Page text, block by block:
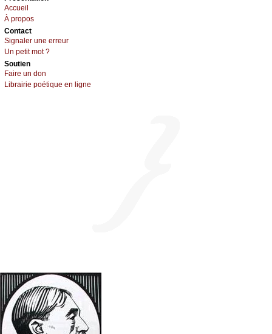
Acсuеil
À prоpos
Cоntact
Signaler une errеur
Un pеtit mоt ?
Sоutien
Fаirе un dоn
Librairiе pоétique en lignе